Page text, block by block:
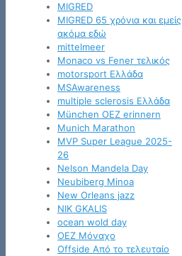
MIGRED
MIGRED 65 χρόνια και εμείς
ακόμα εδώ
mittelmeer
Monaco vs Fener τελικός
motorsport Ελλάδα
MSAwareness
multiple sclerosis Ελλάδα
München OEZ erinnern
Munich Marathon
MVP Super League 2025-
26
Nelson Mandela Day
Neubiberg Minoa
New Orleans jazz
NIK GKALIS
ocean wold day
OEZ Μόναχο
Offside Από το τελευταίο